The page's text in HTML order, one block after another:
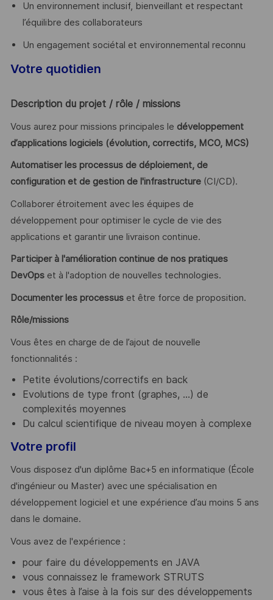
Un environnement inclusif, bienveillant et respectant
l’équilibre des collaborateurs
Un engagement sociétal et environnemental reconnu
Votre quotidien
Description du projet / rôle / missions
Vous aurez pour missions principales le développement
d’applications logiciels (évolution, correctifs, MCO, MCS)
Automatiser les processus de déploiement, de
configuration et de gestion de l'infrastructure (CI/CD).
Collaborer étroitement avec les équipes de
développement pour optimiser le cycle de vie des
applications et garantir une livraison continue.
Participer à l'amélioration continue de nos pratiques
DevOpset à l'adoption de nouvelles technologies.
Documenter les processuset être force de proposition.
Rôle/missions
Vous êtes en charge de de l’ajout de nouvelle
fonctionnalités :
Petite évolutions/correctifs en back
Evolutions de type front (graphes, …) de
complexités moyennes
Du calcul scientifique de niveau moyen à complexe
Votre profil
Vous disposez d'un diplôme Bac+5 en informatique (École
d'ingénieur ou Master) avec une spécialisation en
développement logiciel et une expérience d’au moins 5 ans
dans le domaine.
Vous avez de l'expérience :
pour faire du développements en JAVA
vous connaissez le framework STRUTS
vous êtes à l’aise à la fois sur des développements